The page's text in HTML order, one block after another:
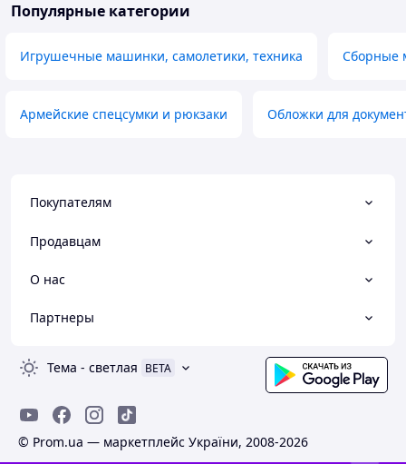
Популярные категории
Игрушечные машинки, самолетики, техника Сборные
Армейские спецсумки и рюкзаки Обложки для
Покупателям
Продавцам
О нас
Партнеры
Тема - светлая BETA
© Prom.ua — маркетплейс України, 2008-2026